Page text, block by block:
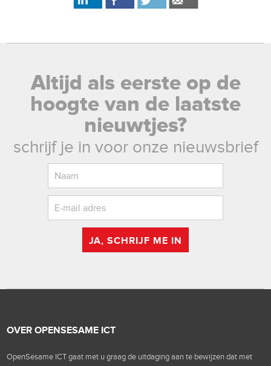
Altijd als eerste op de
hoogte van de laatste
nieuwtjes?
schrijf je in voor onze nieuwsbrief
JA, SCHRIJF ME IN
OVER OPENSESAME ICT
OpenSesame ICT gaat met u graag de uitdaging aan te bewijzen dat met